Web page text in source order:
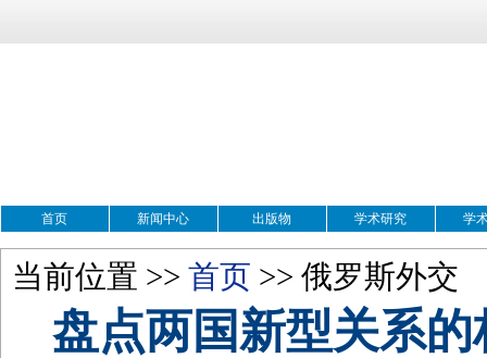
首页 新闻中心 出版物 学术研究 学
当前位置 >> 首页 >> 俄罗斯外交
盘点两国新型关系